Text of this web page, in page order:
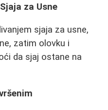
za Usne
sjaja za usne,
zatim olovku i
da sjaj ostane na